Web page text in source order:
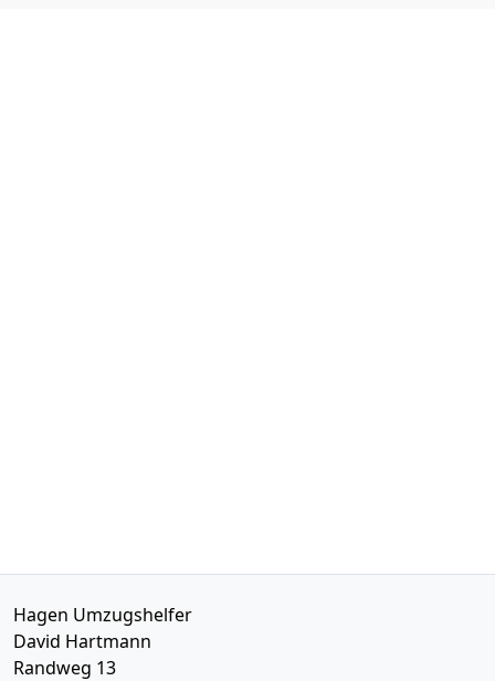
Hagen Umzugshelfer
David Hartmann
Randweg 13